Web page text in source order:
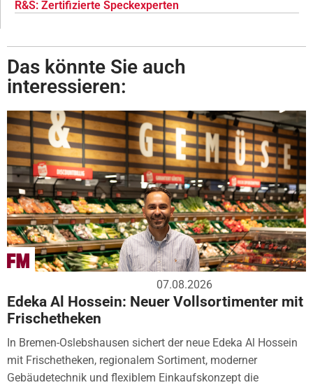
R&S: Zertifizierte Speckexperten
Das könnte Sie auch
interessieren:
07.08.2026
Edeka Al Hossein: Neuer Vollsortimenter mit
Frischetheken
In Bremen-Oslebshausen sichert der neue Edeka Al Hossein
mit Frischetheken, regionalem Sortiment, moderner
Gebäudetechnik und flexiblem Einkaufskonzept die